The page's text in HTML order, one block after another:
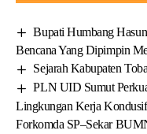
Bupati Humbang
Bencana Yang Dipimpin
Sejarah Kabupaten
PLN UID Sumut
Lingkungan Kerja Kondusif
Forkomda SP–Sekar